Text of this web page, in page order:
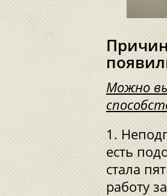
Можно
есть
стала
работу